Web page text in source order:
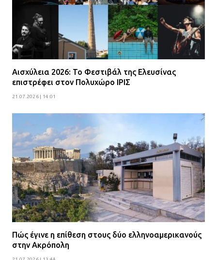
Αισχύλεια 2026: Το Φεστιβάλ της Ελευσίνας
επιστρέφει στον Πολυχώρο ΙΡΙΣ
21.07.2026 | 14:01
Πώς έγινε η επίθεση στους δύο ελληνοαμερικανούς
στην Ακρόπολη